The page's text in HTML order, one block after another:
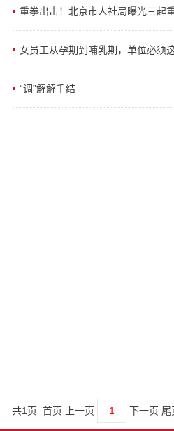
重拳出击！北京市人社局曝光三起
女员工从孕期到哺乳期，单位必须
“调”解解千结
共1页 首页 上一页 1 下一页